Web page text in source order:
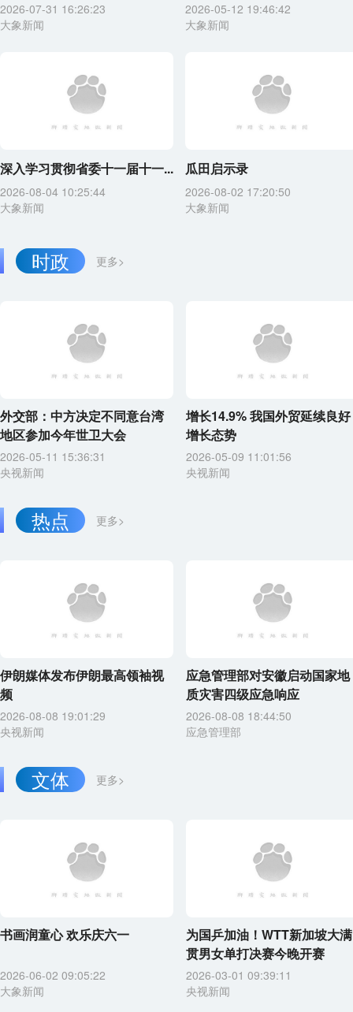
2026-07-31 16:26:23
大象新闻
2026-05-12 19:46:42
大象新闻
深入学习贯彻省委十一届十一...
2026-08-04 10:25:44
大象新闻
瓜田启示录
2026-08-02 17:20:50
大象新闻
更多>
时政
外交部：中方决定不同意台湾
地区参加今年世卫大会
2026-05-11 15:36:31
央视新闻
增长14.9% 我国外贸延续良好
增长态势
2026-05-09 11:01:56
央视新闻
更多>
热点
伊朗媒体发布伊朗最高领袖视
频
2026-08-08 19:01:29
央视新闻
应急管理部对安徽启动国家地
质灾害四级应急响应
2026-08-08 18:44:50
应急管理部
更多>
文体
书画润童心 欢乐庆六一
2026-06-02 09:05:22
大象新闻
为国乒加油！WTT新加坡大满
贯男女单打决赛今晚开赛
2026-03-01 09:39:11
央视新闻